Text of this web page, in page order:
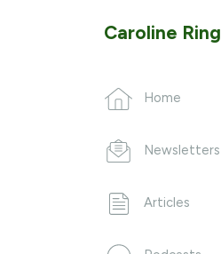
Caroline Ring
Home
Newsletters
Articles